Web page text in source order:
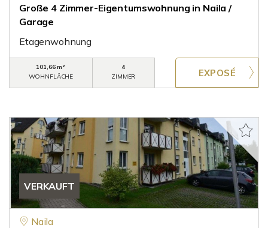
Große 4 Zimmer-Eigentumswohnung in Naila /
Garage
Etagenwohnung
101,66 m²
WOHNFLÄCHE
4
ZIMMER
VERKAUFT
Naila